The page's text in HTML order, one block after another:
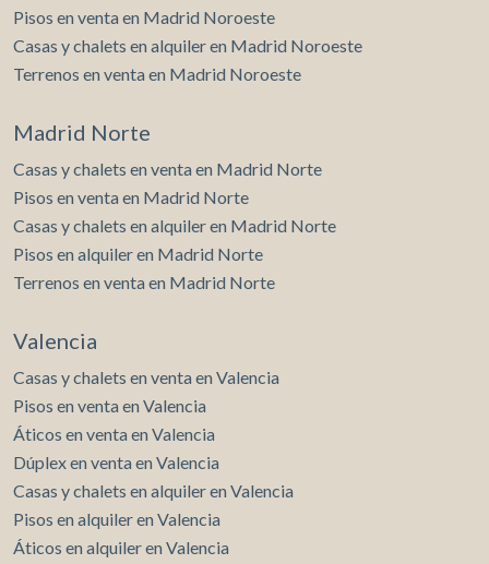
Pisos en venta en Madrid Noroeste
Casas y chalets en alquiler en Madrid Noroeste
Terrenos en venta en Madrid Noroeste
Madrid Norte
Casas y chalets en venta en Madrid Norte
Pisos en venta en Madrid Norte
Casas y chalets en alquiler en Madrid Norte
Pisos en alquiler en Madrid Norte
Terrenos en venta en Madrid Norte
Valencia
Casas y chalets en venta en Valencia
Pisos en venta en Valencia
Áticos en venta en Valencia
Dúplex en venta en Valencia
Casas y chalets en alquiler en Valencia
Pisos en alquiler en Valencia
Áticos en alquiler en Valencia